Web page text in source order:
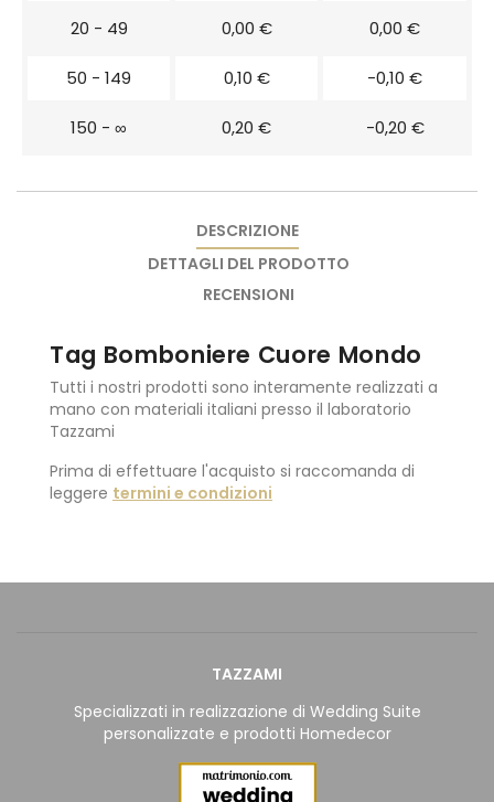
20 - 49 0,00 € 0,00 €
50 - 149 0,10 € -0,10 €
150 - ∞ 0,20 € -0,20 €
DESCRIZIONE
DETTAGLI DEL PRODOTTO
RECENSIONI
Tag Bomboniere Cuore Mondo
Tutti i nostri prodotti sono interamente realizzati a
mano con materiali italiani presso il laboratorio
Tazzami
Prima di effettuare l'acquisto si raccomanda di
leggere termini e condizioni
TAZZAMI
Specializzati in realizzazione di Wedding Suite
personalizzate e prodotti Homedecor